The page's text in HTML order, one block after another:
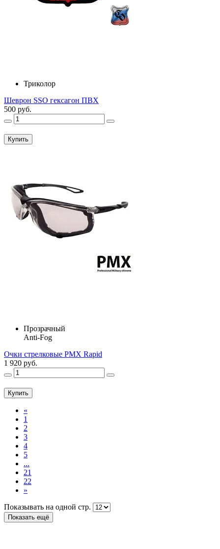
Триколор
Шеврон SSO гексагон ПВХ
500 руб.
Купить
Прозрачный
Anti-Fog
Очки стрелковые PMX Rapid
1 920 руб.
Купить
«
1
2
3
4
5
...
21
22
»
Показывать на одной стр.
Показать ещё